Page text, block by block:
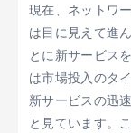
現在、ネットワ
は目に見えて進
とに新サービス
は市場投入のタ
新サービスの迅
と見ています。